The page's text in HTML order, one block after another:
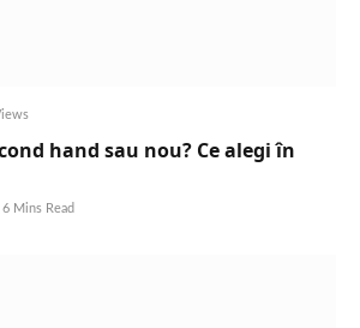
hand sau nou? Ce alegi în
6 Mins Read